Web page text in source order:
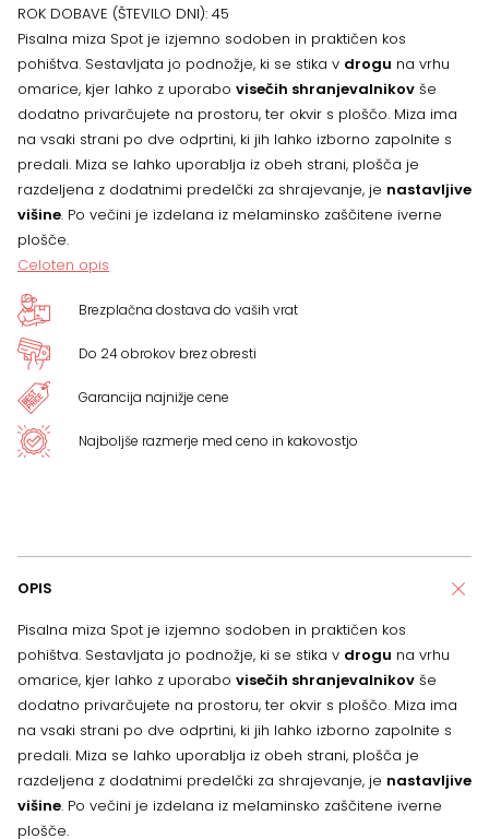
ROK DOBAVE (ŠTEVILO DNI): 45
Pisalna miza Spot je izjemno sodoben in praktičen kos
pohištva. Sestavljata jo podnožje, ki se stika v drogu na vrhu
omarice, kjer lahko z uporabo visečih shranjevalnikov še
dodatno privarčujete na prostoru, ter okvir s ploščo. Miza ima
na vsaki strani po dve odprtini, ki jih lahko izborno zapolnite s
predali. Miza se lahko uporablja iz obeh strani, plošča je
razdeljena z dodatnimi predelčki za shrajevanje, je nastavljive
višine. Po večini je izdelana iz melaminsko zaščitene iverne
plošče.
Celoten opis
Brezplačna dostava do vaših vrat
Do 24 obrokov brez obresti
Garancija najnižje cene
Najboljše razmerje med ceno in kakovostjo
OPIS
Pisalna miza Spot je izjemno sodoben in praktičen kos
pohištva. Sestavljata jo podnožje, ki se stika v drogu na vrhu
omarice, kjer lahko z uporabo visečih shranjevalnikov še
dodatno privarčujete na prostoru, ter okvir s ploščo. Miza ima
na vsaki strani po dve odprtini, ki jih lahko izborno zapolnite s
predali. Miza se lahko uporablja iz obeh strani, plošča je
razdeljena z dodatnimi predelčki za shrajevanje, je nastavljive
višine. Po večini je izdelana iz melaminsko zaščitene iverne
plošče.